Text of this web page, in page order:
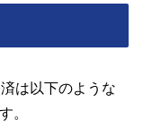
は以下のような
。